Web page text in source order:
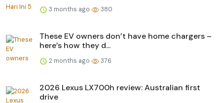
3 months ago 380
These EV owners don’t have home chargers –
here’s how they d...
2 months ago 376
2026 Lexus LX700h review: Australian first
drive